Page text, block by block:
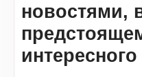
новостями,